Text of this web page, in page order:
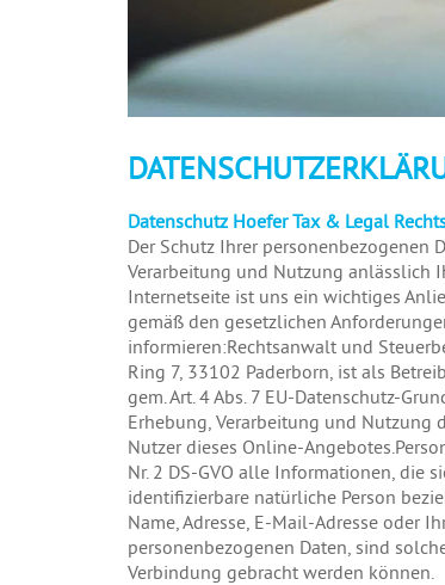
Datenschutz Hoefer Tax & Legal
Der Schutz Ihrer personenbezogenen
Verarbeitung und Nutzung anlässlich
Internetseite ist uns ein wichtiges
gemäß den gesetzlichen
informieren:Rechtsanwalt und
Ring 7, 33102 Paderborn, ist als
gem. Art. 4 Abs. 7 EU-Datenschutz-
Erhebung, Verarbeitung und Nutzung
Nutzer dieses Online-
Nr. 2 DS-GVO alle Informationen, die
identifizierbare natürliche Person
Name, Adresse, E-Mail-Adresse oder
personenbezogenen Daten, sind
Verbindung gebracht werden können.